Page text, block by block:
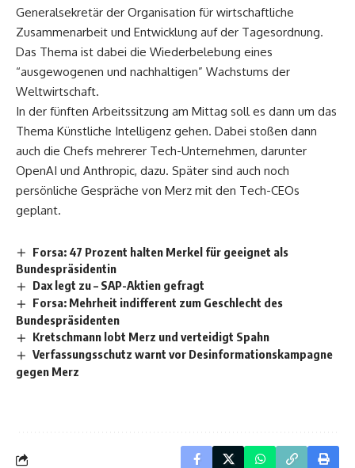
Generalsekretär der Organisation für wirtschaftliche
Zusammenarbeit und Entwicklung auf der Tagesordnung.
Das Thema ist dabei die Wiederbelebung eines
“ausgewogenen und nachhaltigen” Wachstums der
Weltwirtschaft.
In der fünften Arbeitssitzung am Mittag soll es dann um das
Thema Künstliche Intelligenz gehen. Dabei stoßen dann
auch die Chefs mehrerer Tech-Unternehmen, darunter
OpenAI und Anthropic, dazu. Später sind auch noch
persönliche Gespräche von Merz mit den Tech-CEOs
geplant.
Forsa: 47 Prozent halten Merkel für geeignet als
Bundespräsidentin
Dax legt zu – SAP-Aktien gefragt
Forsa: Mehrheit indifferent zum Geschlecht des
Bundespräsidenten
Kretschmann lobt Merz und verteidigt Spahn
Verfassungsschutz warnt vor Desinformationskampagne
gegen Merz